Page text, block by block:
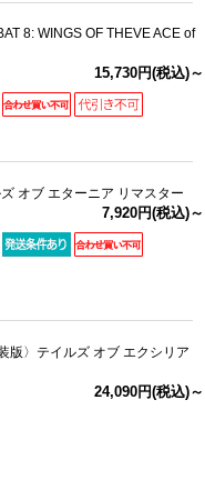
8: WINGS OF THEVE ACE of
15,730円(税込)～
オブ エターニア リマスター
7,920円(税込)～
版〉テイルズ オブ エクシリア
24,090円(税込)～